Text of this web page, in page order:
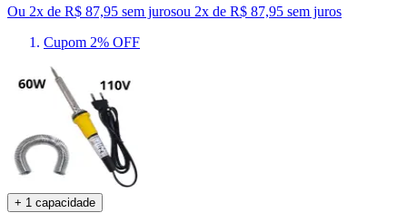
Ou 2x de R$ 87,95 sem jurosou 2x de R$ 87,95 sem juros
Cupom 2% OFF
+ 1 capacidade